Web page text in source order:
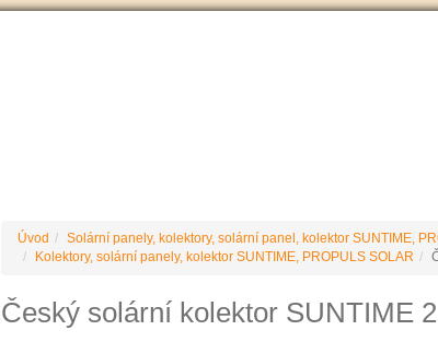
Úvod
Solární panely, kolektory, solární panel, kolektor SUNTIME,
Kolektory, solární panely, kolektor SUNTIME, PROPULS SOLAR
Český solární kolektor SUNTIME